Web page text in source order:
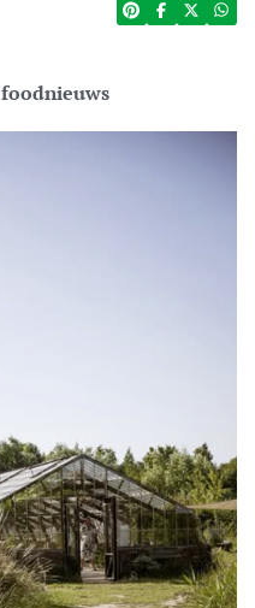
foodnieuws